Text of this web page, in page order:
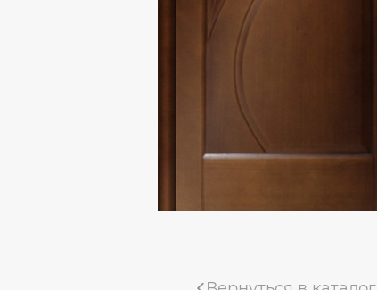
Коллекция «Деканто Light»
Коллекция «Тамбурат Лофт»
Uberture коллекция «TAMBURAT»